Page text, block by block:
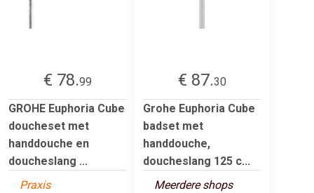
€ 78.99
GROHE Euphoria Cube
doucheset met
handdouche en
doucheslang ...
Praxis
€ 87.30
Grohe Euphoria Cube
badset met
handdouche,
doucheslang 125 c...
Meerdere shops